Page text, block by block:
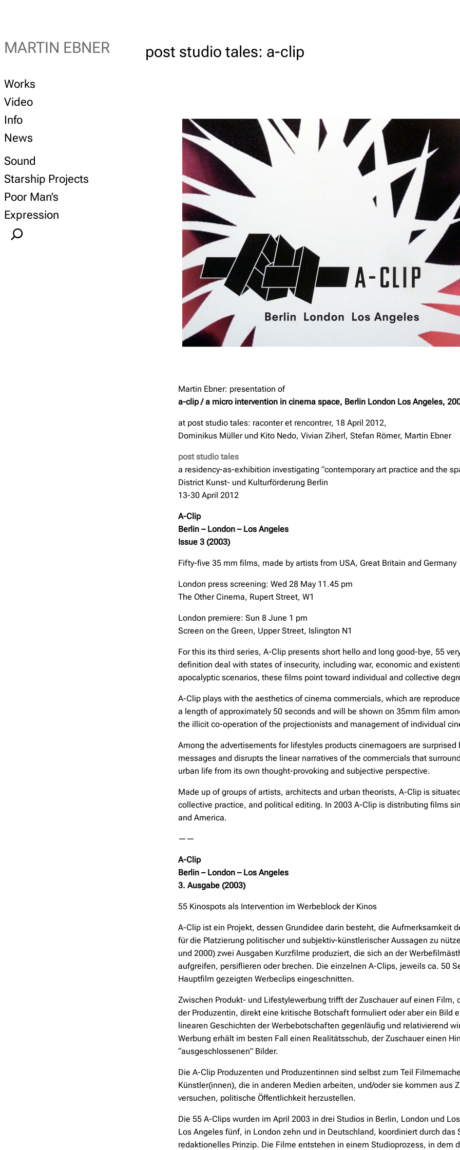
MARTIN EBNER
Works
Video
Info
News
Sound
Starship Projects
Poor Man’s
Expression
post studio tales: a-clip
Martin Ebner: presentation of
a-clip / a micro intervention in cinema space, Berlin London Los Angeles,
at post studio tales: raconter et rencontrer, 18 April 2012,
Dominikus Müller und Kito Nedo, Vivian Ziherl, Stefan Römer, Martin Ebner
post studio tales
a residency-as-exhibition investigating “contemporary art practice and the
District Kunst- und Kulturförderung Berlin
13-30 April 2012
A-Clip
Berlin – London – Los Angeles
Issue 3 (2003)
Fifty-five 35 mm films, made by artists from USA, Great Britain and Germany
London press screening: Wed 28 May 11.45 pm
The Other Cinema, Rupert Street, W1
London premiere: Sun 8 June 1 pm
Screen on the Green, Upper Street, Islington N1
For this its third series, A-Clip presents short hello and long good-bye, 55
definition deal with states of insecurity, including war, economic and
apocalyptic scenarios, these films point toward individual and collective
A-Clip plays with the aesthetics of cinema commercials, which are
a length of approximately 50 seconds and will be shown on 35mm film
the illicit co-operation of the projectionists and management of individual
Among the advertisements for lifestyles products cinemagoers are
messages and disrupts the linear narratives of the commercials that
urban life from its own thought-provoking and subjective perspective.
Made up of groups of artists, architects and urban theorists, A-Clip is
collective practice, and political editing. In 2003 A-Clip is distributing films
and America.
——
A-Clip
Berlin – London – Los Angeles
3. Ausgabe (2003)
55 Kinospots als Intervention im Werbeblock der Kinos
A-Clip ist ein Projekt, dessen Grundidee darin besteht, die Aufmerksamkeit
für die Platzierung politischer und subjektiv-künstlerischer Aussagen zu
und 2000) zwei Ausgaben Kurzfilme produziert, die sich an der
aufgreifen, persiflieren oder brechen. Die einzelnen A-Clips, jeweils ca. 50
Hauptfilm gezeigten Werbeclips eingeschnitten.
Zwischen Produkt- und Lifestylewerbung trifft der Zuschauer auf einen Film,
der Produzentin, direkt eine kritische Botschaft formuliert oder aber ein Bild
linearen Geschichten der Werbebotschaften gegenläufig und relativierend
Werbung erhält im besten Fall einen Realitätsschub, der Zuschauer einen
“ausgeschlossenen” Bilder.
Die A-Clip Produzenten und Produzentinnen sind selbst zum Teil
Künstler(innen), die in anderen Medien arbeiten, und/oder sie kommen aus
versuchen, politische Öffentlichkeit herzustellen.
Die 55 A-Clips wurden im April 2003 in drei Studios in Berlin, London und
Los Angeles fünf, in London zehn und in Deutschland, koordiniert durch
redaktionelles Prinzip. Die Filme entstehen in einem Studioprozess, in dem